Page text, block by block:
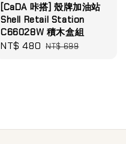
[CaDA 咔搭] 殼牌加油站
Shell Retail Station
C66028W 積木盒組
Sale
NT$ 480 Regular
NT$ 699